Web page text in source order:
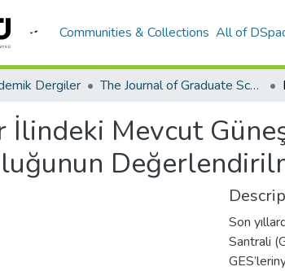
Communities & Collections All of
Dergiler The Journal of Graduate School of Natural and Applied Sciences of Mehmet Akif Ersoy University
İlindeki Mevcut
Son
Santrali